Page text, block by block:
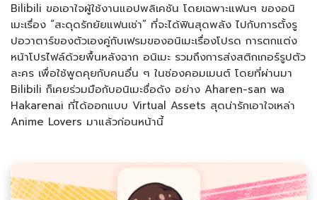
Bilibili ขอเอาใจผู้ใช้งานแอปพลิเคชัน โดยเฉพาะแฟนๆ ของอนิ
เมะเรื่อง “สะดุดรักยัยแฟนเช่า” ที่จะได้ฟินสุดพลัง ไปกับการตั้งรู
ปอวาตาร์ของตัวเองคู่กับเฟรมของอนิเมะเรื่องโปรด การตกแต่ง
หน้าโปรไฟล์ด้วยพื้นหลังฉาก อนิเมะ รวมถึงการส่งสติกเกอร์รูปตัว
ละคร เพื่อใช้พูดคุยกับคนอื่น ๆ ในช่องคอมเมนต์ โดยที่ผ่านมา
Bilibili ก็เคยร่วมมือกับอนิเมะชื่อดัง อย่าง Aharen-san wa
Hakarenai ที่ได้ออกแบบ Virtual Assets สุดน่ารักเอาใจเหล่า
Anime Lovers มาแล้วก่อนหน้านี้